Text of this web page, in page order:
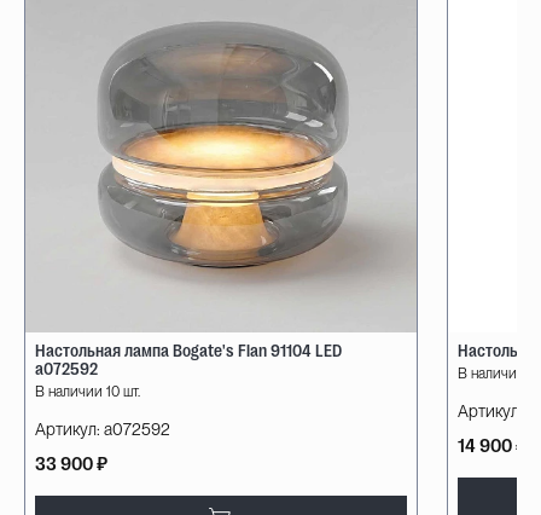
Настольная лампа Bogate's Flan 91104 LED
a072592
В наличии 10 шт.
Артикул: a072592
33 900 ₽
В наличии
Артикул:
14 900 ₽